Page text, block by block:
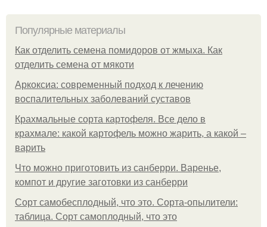
Популярные материалы
Как отделить семена помидоров от жмыха. Как
отделить семена от мякоти
Аркоксиа: современный подход к лечению
воспалительных заболеваний суставов
Крахмальные сорта картофеля. Все дело в
крахмале: какой картофель можно жарить, а какой –
варить
Что можно приготовить из санберри. Варенье,
компот и другие заготовки из санберри
Сорт самобесплодный, что это. Сорта-опылители:
таблица. Сорт самоплодный, что это